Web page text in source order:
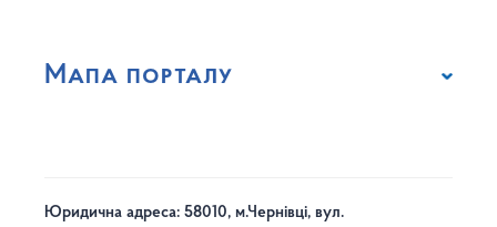
Мапа порталу
Юридична адреса: 58010, м.Чернівці, вул.